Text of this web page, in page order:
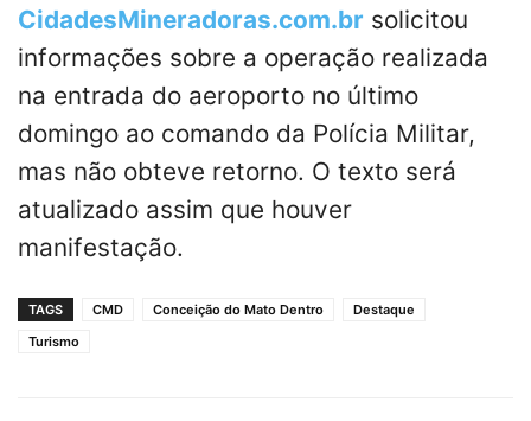
CidadesMineradoras.com.br solicitou
informações sobre a operação realizada
na entrada do aeroporto no último
domingo ao comando da Polícia Militar,
mas não obteve retorno. O texto será
atualizado assim que houver
manifestação.
TAGS CMD Conceição do Mato Dentro
Destaque
Turismo